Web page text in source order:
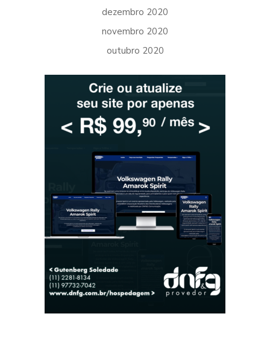
dezembro 2020
novembro 2020
outubro 2020